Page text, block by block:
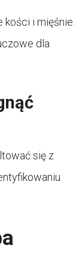
i mięśnie.
dla
się z